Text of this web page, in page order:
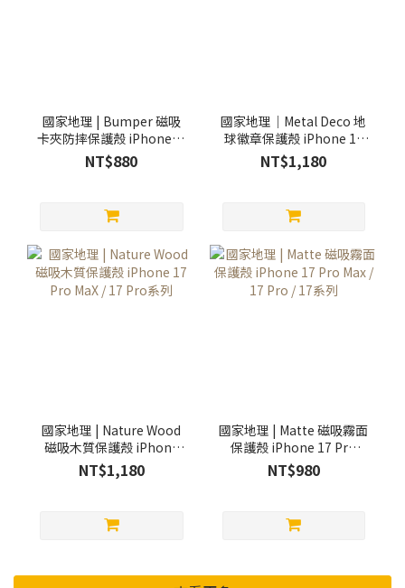
國家地理 | Bumper 磁吸
卡夾防摔保護殼 iPhone17
Pro Max / 17 Pro 系列
NT$880
國家地理｜Metal Deco 地
球徽章保護殼 iPhone 17
Pro Max / 17 Pro 系列
NT$1,180
國家地理 | Nature Wood
磁吸木質保護殼 iPhone
17 Pro MaX / 17 Pro系列
NT$1,180
國家地理 | Matte 磁吸霧面
保護殼 iPhone 17 Pro
Max / 17 Pro / 17系列
NT$980